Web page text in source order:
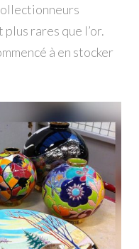
rares que l’or.
à en stocker